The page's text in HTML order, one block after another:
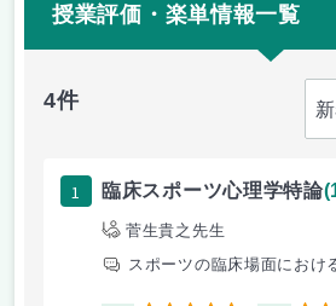
授業評価・楽単情報一覧
4件
1 臨床スポーツ心理学特論
菅生貴之先生
スポーツの臨床場面におけ